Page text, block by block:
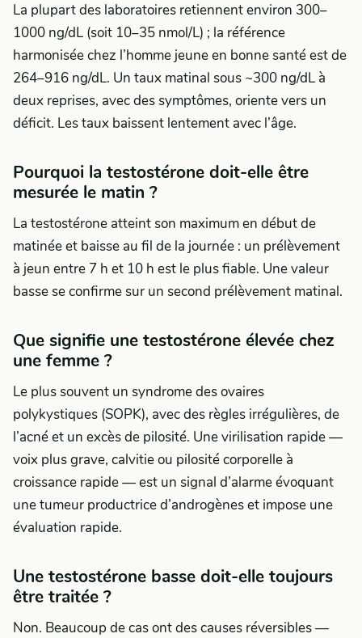
La plupart des laboratoires retiennent environ 300–
1000 ng/dL (soit 10–35 nmol/L) ; la référence
harmonisée chez l’homme jeune en bonne santé est de
264–916 ng/dL. Un taux matinal sous ~300 ng/dL à
deux reprises, avec des symptômes, oriente vers un
déficit. Les taux baissent lentement avec l’âge.
Pourquoi la testostérone doit-elle être
mesurée le matin ?
La testostérone atteint son maximum en début de
matinée et baisse au fil de la journée : un prélèvement
à jeun entre 7 h et 10 h est le plus fiable. Une valeur
basse se confirme sur un second prélèvement matinal.
Que signifie une testostérone élevée chez
une femme ?
Le plus souvent un syndrome des ovaires
polykystiques (SOPK), avec des règles irrégulières, de
l’acné et un excès de pilosité. Une virilisation rapide —
voix plus grave, calvitie ou pilosité corporelle à
croissance rapide — est un signal d’alarme évoquant
une tumeur productrice d’androgènes et impose une
évaluation rapide.
Une testostérone basse doit-elle toujours
être traitée ?
Non. Beaucoup de cas ont des causes réversibles —